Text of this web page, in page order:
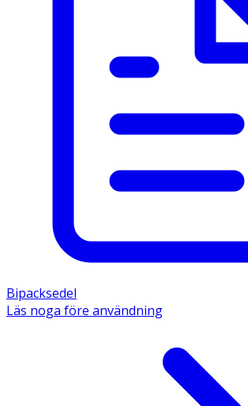
Bipacksedel
Läs noga före användning